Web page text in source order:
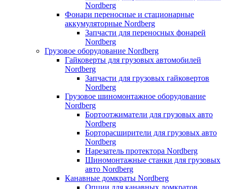
Nordberg
Фонари переносные и стационарные
аккумуляторные Nordberg
Запчасти для переносных фонарей
Nordberg
Грузовое оборудование Nordberg
Гайковерты для грузовых автомобилей
Nordberg
Запчасти для грузовых гайковертов
Nordberg
Грузовое шиномонтажное оборудование
Nordberg
Бортоотжиматели для грузовых авто
Nordberg
Борторасширители для грузовых авто
Nordberg
Нарезатель протектора Nordberg
Шиномонтажные станки для грузовых
авто Nordberg
Канавные домкраты Nordberg
Опции для канавных домкратов